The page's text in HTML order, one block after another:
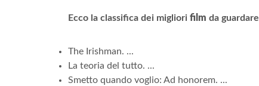
Ecco la classifica dei migliori film da guardare
The Irishman. ...
La teoria del tutto. ...
Smetto quando voglio: Ad honorem. ...